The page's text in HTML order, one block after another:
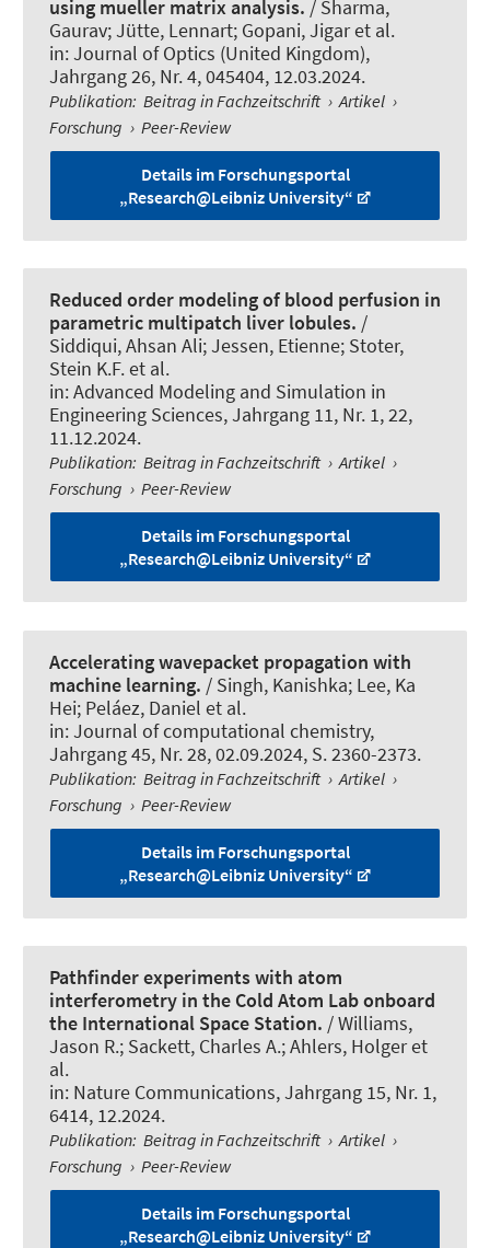
using mueller matrix analysis. / Sharma,
Gaurav; Jütte, Lennart; Gopani, Jigar et al.
in:Journal of Optics (United Kingdom),
Jahrgang 26, Nr. 4, 045404, 12.03.2024.
Publikation: Beitrag in Fachzeitschrift › Artikel ›
Forschung › Peer-Review
Details im Forschungsportal
„Research@Leibniz University“
Reduced order modeling of blood perfusion in
parametric multipatch liver lobules. /
Siddiqui, Ahsan Ali; Jessen, Etienne; Stoter,
Stein K.F. et al.
in:Advanced Modeling and Simulation in
Engineering Sciences, Jahrgang 11, Nr. 1, 22,
11.12.2024.
Publikation: Beitrag in Fachzeitschrift › Artikel ›
Forschung › Peer-Review
Details im Forschungsportal
„Research@Leibniz University“
Accelerating wavepacket propagation with
machine learning. / Singh, Kanishka; Lee, Ka
Hei; Peláez, Daniel et al.
in:Journal of computational chemistry,
Jahrgang 45, Nr. 28, 02.09.2024, S. 2360-2373.
Publikation: Beitrag in Fachzeitschrift › Artikel ›
Forschung › Peer-Review
Details im Forschungsportal
„Research@Leibniz University“
Pathfinder experiments with atom
interferometry in the Cold Atom Lab onboard
the International Space Station. / Williams,
Jason R.; Sackett, Charles A.; Ahlers, Holger et
al.
in: Nature Communications, Jahrgang 15, Nr. 1,
6414, 12.2024.
Publikation: Beitrag in Fachzeitschrift › Artikel ›
Forschung › Peer-Review
Details im Forschungsportal
„Research@Leibniz University“